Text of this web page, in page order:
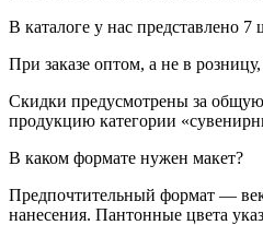
В каталоге у нас представлено
При заказе оптом, а не в
Скидки предусмотрены за общую
продукцию категории
В каком формате нужен макет?
Предпочтительный формат —
нанесения. Пантонные цвета